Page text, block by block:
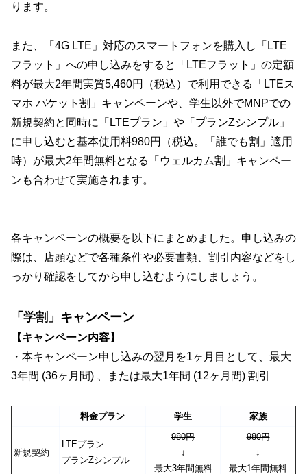
ります。
また、「4G LTE」対応のスマートフォンを購入し「LTE
フラット」への申し込みをすると「LTEフラット」の定額
料が最大2年間実質5,460円（税込）で利用できる「LTEス
マホ パケット割」キャンペーンや、学生以外でMNPでの
新規契約と同時に「LTEプラン」や「プランZシンプル」
に申し込むと基本使用料980円（税込。「誰でも割」適用
時）が最大2年間無料となる「ウェルカム割」キャンペー
ンも合わせて実施されます。
各キャンペーンの概要を以下にまとめました。申し込みの
際は、店頭などで各種条件や必要書類、割引内容などをし
っかり確認をしてから申し込むようにしましょう。
「学割」キャンペーン
【キャンペーン内容】
・本キャンペーン申し込みの翌月を1ヶ月目として、最大
3年間 (36ヶ月間) 、または最大1年間 (12ヶ月間) 割引
料金プラン 学生 家族
新規契約
LTEプラン
プランZシンプル
980円
↓
最大3年間無料
980円
↓
最大1年間無料